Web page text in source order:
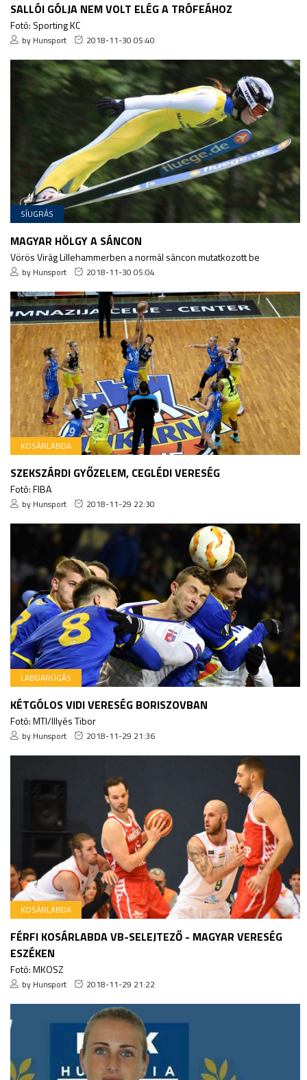
SALLÓI GÓLJA NEM VOLT ELÉG A TRÓFEÁHOZ
Fotó: Sporting KC
by Hunsport 2018-11-30 05:40
SÍUGRÁS
MAGYAR HÖLGY A SÁNCON
Vörös Virág Lillehammerben a normál sáncon mutatkozott be
by Hunsport 2018-11-30 05:04
KOSÁRLABDA
SZEKSZÁRDI GYŐZELEM, CEGLÉDI VERESÉG
Fotó: FIBA
by Hunsport 2018-11-29 22:30
LABDARÚGÁS
KÉTGÓLOS VIDI VERESÉG BORISZOVBAN
Fotó: MTI/Illyés Tibor
by Hunsport 2018-11-29 21:36
KOSÁRLABDA
FÉRFI KOSÁRLABDA VB-SELEJTEZŐ - MAGYAR VERESÉG
ESZÉKEN
Fotó: MKOSZ
by Hunsport 2018-11-29 21:22